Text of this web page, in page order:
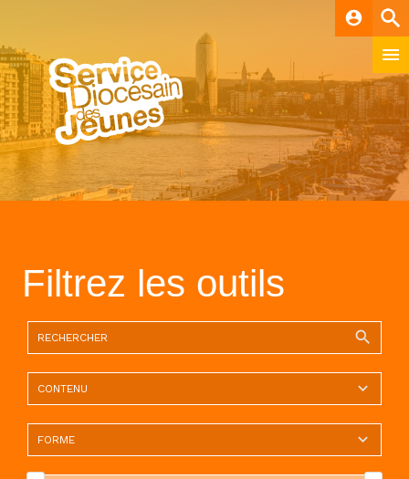
account_circle
Filtrez les outils